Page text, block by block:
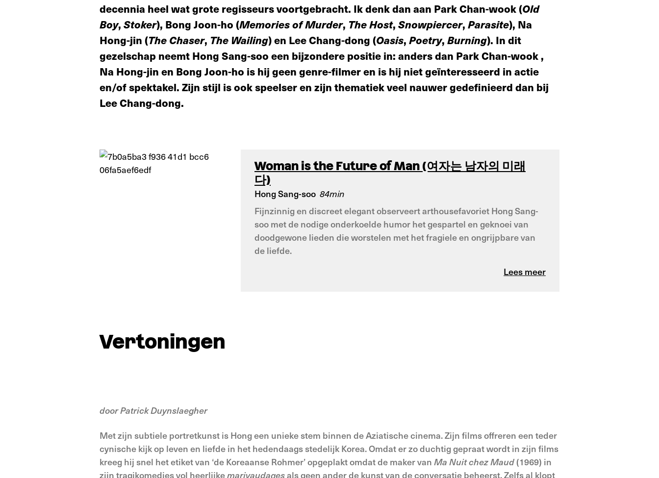
decennia heel wat grote regisseurs voortgebracht. Ik denk dan aan Park Chan-wook (Old
Boy, Stoker), Bong Joon-ho (Memories of Murder, The Host, Snowpiercer, Parasite), Na
Hong-jin (The Chaser, The Wailing) en Lee Chang-dong (Oasis, Poetry, Burning). In dit
gezelschap neemt Hong Sang-soo een bijzondere positie in: anders dan Park Chan-wook ,
Na Hong-jin en Bong Joon-ho is hij geen genre-filmer en is hij niet geïnteresseerd in actie
en/of spektakel. Zijn stijl is ook speelser en zijn thematiek veel nauwer gedefinieerd dan bij
Lee Chang-dong.
Woman is the Future of Man (여자는 남자의 미래
다)
Hong Sang-soo 84min
Fijnzinnig en discreet elegant observeert arthousefavoriet Hong Sang-
soo met de nodige onderkoelde humor het gespartel en geknoei van
doodgewone lieden die worstelen met het fragiele en ongrijpbare van
de liefde.
Lees meer
Vertoningen
door Patrick Duynslaegher
Met zijn subtiele portretkunst is Hong een unieke stem binnen de Aziatische cinema. Zijn films offreren een teder
cynische kijk op leven en liefde in het hedendaags stedelijk Korea. Omdat er zo duchtig gepraat wordt in zijn films
kreeg hij snel het etiket van ‘de Koreaanse Rohmer’ opgeplakt omdat de maker van Ma Nuit chez Maud (1969) in
zijn tragikomedies vol heerlijkemarivaudagesals geen ander de kunst van de conversatie beheerst. Zelfs al klopt